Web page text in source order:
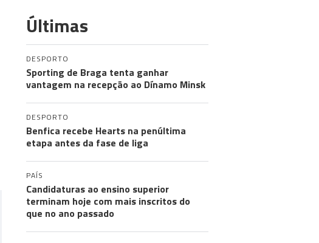
Últimas
DESPORTO
Sporting de Braga tenta ganhar
vantagem na recepção ao Dínamo Minsk
DESPORTO
Benfica recebe Hearts na penúltima
etapa antes da fase de liga
PAÍS
Candidaturas ao ensino superior
terminam hoje com mais inscritos do
que no ano passado